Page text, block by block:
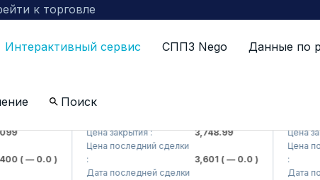
к торговле
Интерактивный сервис СППЗ Nego Данные по
Поиск
— 0.0 )
Цена закрытия :
3,748.99
Цена последний сделки
3,601( — 0.0 )
Дата последней сделки
Цена
Цена
Дата